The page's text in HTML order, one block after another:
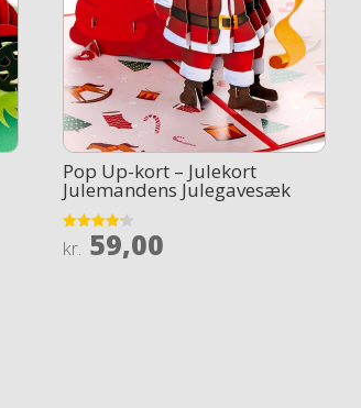
Pop Up-kort – Julekort
Julemandens Julegavesæk
Rated
4.1
kr. 59,00